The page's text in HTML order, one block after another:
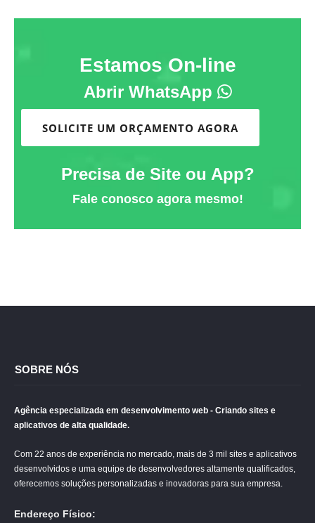
Estamos On-line
Abrir WhatsApp
SOLICITE UM ORÇAMENTO AGORA
Precisa de Site ou App?
Fale conosco agora mesmo!
SOBRE NÓS
Agência especializada em desenvolvimento web - Criando sites e
aplicativos de alta qualidade.
Com 22 anos de experiência no mercado, mais de 3 mil sites e aplicativos
desenvolvidos e uma equipe de desenvolvedores altamente qualificados,
oferecemos soluções personalizadas e inovadoras para sua empresa.
Endereço Físico: